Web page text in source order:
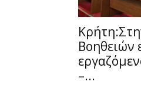
Βοηθειών
–...